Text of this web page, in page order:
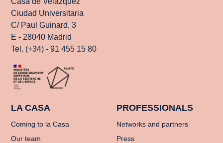
Ciudad Universitaria
C/ Paul Guinard, 3
E - 28040 Madrid
Tel. (+34) - 91 455 15 80
LA CASA
Coming to la Casa
Our team
PROFESSIONALS
Networks and partners
Press